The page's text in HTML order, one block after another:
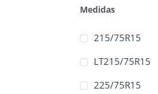
Medidas
215/75R15
LT215/75R15
225/75R15